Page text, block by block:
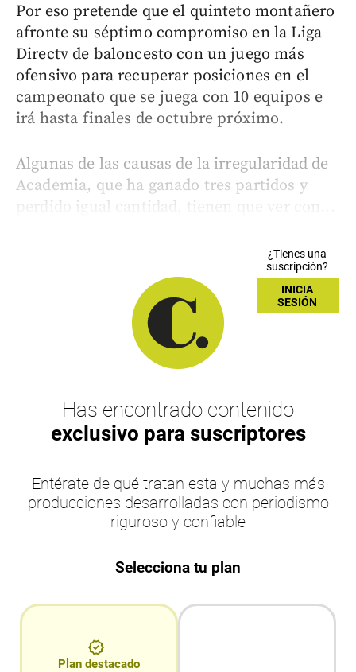
Por eso pretende que el quinteto montañero
afronte su séptimo compromiso en la Liga
Directv de baloncesto con un juego más
ofensivo para recuperar posiciones en el
campeonato que se juega con 10 equipos e
irá hasta finales de octubre próximo.
Algunas de las causas de la irregularidad de
Academia, que ha ganado tres partidos y
perdido igual cantidad, tienen que ver con...
¿Tienes una
suscripción?
INICIA
SESIÓN
Has encontrado contenido
exclusivo para suscriptores
Entérate de qué tratan esta y muchas más
producciones desarrolladas con periodismo
riguroso y confiable
Selecciona tu plan
Plan destacado